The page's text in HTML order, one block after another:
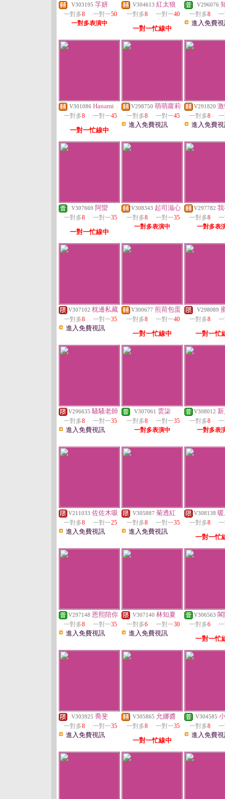
V303195 芓妍
一對多8 一對一50
一對多表演中
V304613 紅太狼
一對多8 一對一40
一對一忙線中
V296076
一對多8
進入免費
V301086 Hanami
一對多8 一對一45
一對一忙線中
V298750 萌萌蘿莉
一對多8 一對一45
進入免費視訊
V291820
一對多8
進入免費
V307669 阿蠻
一對多8 一對一35
一對一忙線中
V308343 起司滋心
一對多8 一對一35
一對多表演中
V297782
一對多8
一對多表
V307102 枕邊私藏
一對多8 一對一35
進入免費視訊
V300677 煎荷包蛋
一對多8 一對一40
一對一忙線中
V298089
一對多8
一對一忙
V296635 騷騷老師
一對多8 一對一35
進入免費視訊
V307061 雲柒
一對多8 一對一35
一對多表演中
V308012
一對多8
一對多表
V211033 佐佐木吸
一對多8 一對一25
進入免費視訊
V305887 菊透紅
一對多8 一對一35
進入免費視訊
V308138
一對多8
一對一忙
V297148 恩熙陪你
一對多8 一對一35
進入免費視訊
V307140 林知夏
一對多6 一對一30
進入免費視訊
V306563
一對多6
一對一忙
V303925 喬斐
一對多8 一對一35
進入免費視訊
V305865 允娜醬
一對多8 一對一35
一對一忙線中
V304585
一對多8
進入免費